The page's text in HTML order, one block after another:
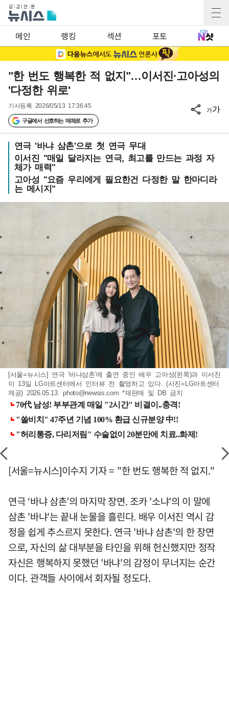
메인 랭킹 섹션 포토
"한 번도 행복한 적 없지"…이서진·고아성의
'다정한 위로'
기사등록 2026/05/13 17:36:45
구글에서 선호하는 매체로 추가
가가
연극 '바냐 삼촌'으로 첫 연극 무대
이서진 "매일 달라지는 연극, 최고를 만드는 과정 자
체가 매력"
고아성 "요즘 우리에게 필요한건 다정한 말 한마디라
는 메시지"
[서울=뉴시스] 연극 '바냐삼촌'에 출연 중인 배우 고아성(왼쪽)과 이서진
이 13일 LG아트센터에서 인터뷰 전 촬영하고 있다. (사진=LG아트센터
제공) 2026.05.13.photo@newsis.com *재판매 및 DB 금지
[서울=뉴시스]이수지 기자 = "한 번도 행복한 적 없지."
연극 ‘바냐 삼촌’의 마지막 장면. 조카 '소냐'의 이 말에
삼촌 '바냐'는 끝내 눈물을 흘린다. 배우 이서진 역시 감
정을 쉽게 추스르지 못한다. 연극 '바냐 삼촌'의 한 장면
으로, 자신의 삶 대부분을 타인을 위해 헌신했지만 정작
자신은 행복하지 못했던 '바냐'의 감정이 무너지는 순간
이다. 관객들 사이에서 회자될 정도다.